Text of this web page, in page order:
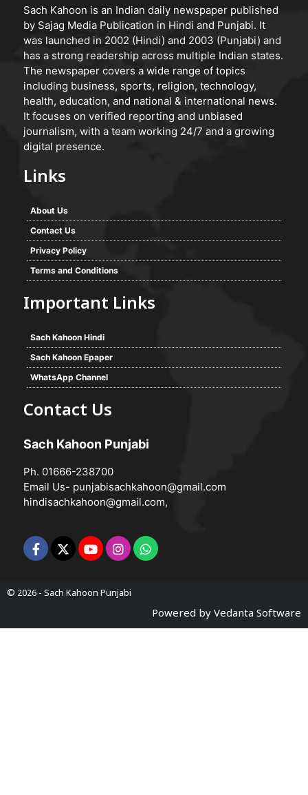
Sach Kahoon is an Indian daily newspaper published
by Sajag Media Publication in Hindi and Punjabi. It
was launched in 2002 (Hindi) and 2003 (Punjabi) and
has a strong readership across multiple Indian states.
The newspaper covers a wide range of topics
including business, sports, religion, technology,
health, education, and national & international news.
It focuses on verified reporting and unbiased
journalism, with a team working 24/7 and a growing
digital presence.
Links
About Us
Contact Us
Privacy Policy
Terms and Conditions
Important Links
Sach Kahoon Hindi
Sach Kahoon Epaper
WhatsApp Channel
Contact Us
Sach Kahoon Punjabi
Ph. 01666-238700
Email Us- punjabisachkahoon@gmail.com
hindisachkahoon@gmail.com,
© 2026 - Sach Kahoon Punjabi
Powered by Vedanta Software